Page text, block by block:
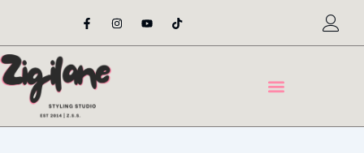
content
F
a
e
o
o
-
I
n
t
Y
o
t
T
i
t